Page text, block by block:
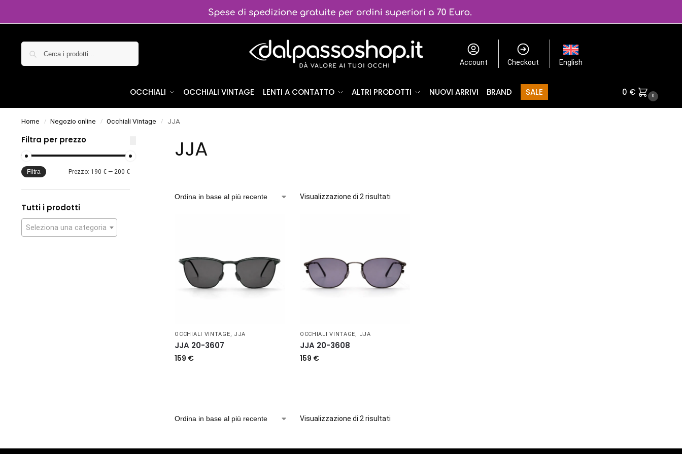
Account Checkout English
OCCHIALI OCCHIALI VINTAGE LENTI A CONTATTO ALTRI PRODOTTI NUOVI ARRIVI BRAND SALE 0 € 0
Home / Negozio online / Occhiali Vintage / JJA
JJA
Visualizzazione di 2 risultati
OCCHIALI VINTAGE, JJA
JJA 20-3607
159 €
OCCHIALI VINTAGE, JJA
JJA 20-3608
159 €
Visualizzazione di 2 risultati
Filtra per prezzo
Filtra Prezzo: 190 € —200 €
Tutti i prodotti
Seleziona una categoria